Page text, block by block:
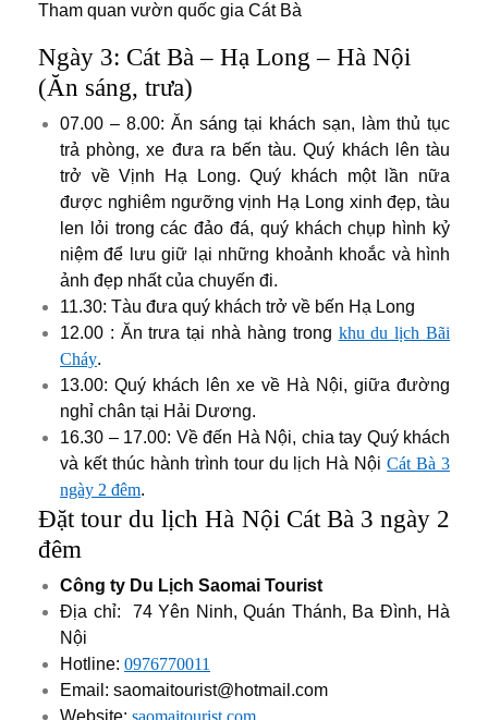
Tham quan vườn quốc gia Cát Bà
Ngày 3: Cát Bà – Hạ Long – Hà Nội
(Ăn sáng, trưa)
07.00 – 8.00: Ăn sáng tại khách sạn, làm thủ tục
trả phòng, xe đưa ra bến tàu. Quý khách lên tàu
trở về Vịnh Hạ Long.Quý khách một lần nữa
được nghiêm ngưỡng vịnh Hạ Long xinh đẹp, tàu
len lỏi trong các đảo đá, quý khách chụp hình kỷ
niệm để lưu giữ lại những khoảnh khoắc và hình
ảnh đẹp nhất của chuyến đi.
11.30: Tàu đưa quý khách trở về bến Hạ Long
12.00 : Ăn trưa tại nhà hàng trong khu du lịch Bãi
Cháy.
13.00: Quý khách lên xe về Hà Nội, giữa đường
nghỉ chân tại Hải Dương.
16.30 – 17.00: Về đến Hà Nội, chia tay Quý khách
và kết thúc hành trình tour du lịch Hà NộiCát Bà 3
ngày 2 đêm.
Đặt tour du lịch Hà Nội Cát Bà 3 ngày 2
đêm
Công ty Du Lịch Saomai Tourist
Địa chỉ: 74 Yên Ninh, Quán Thánh, Ba Đình, Hà
Nội
Hotline: 0976770011
Email: saomaitourist@hotmail.com